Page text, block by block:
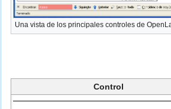
Una vista de los principales controles de
Control